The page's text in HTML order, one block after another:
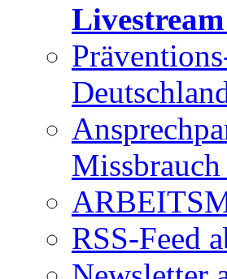
Missbrauch
RSS-Feed